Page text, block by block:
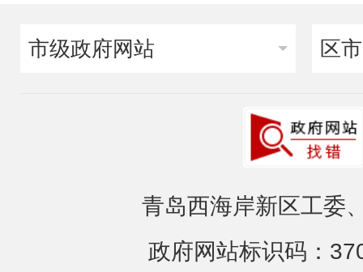
市级政府网站 区
青岛西海岸新区工委
政府网站标识码：